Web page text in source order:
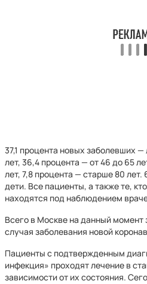
37,1 процента новых заболевших
лет, 36,4 процента — от 46 до 65
лет, 7,8 процента — старше 80
дети. Все пациенты, а также те,
находятся под наблюдением
Всего в Москве на данный момент
случая заболевания новой
Пациенты с подтвержденным
инфекция» проходят лечение в
зависимости от их состояния.